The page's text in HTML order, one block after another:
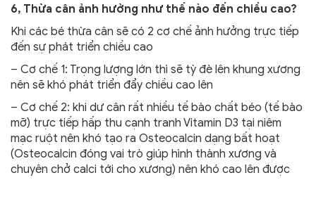
6, Thừa cân ảnh hưởng như thế nào đến chiều cao?
Khi các bé thừa cân sẽ có 2 cơ chế ảnh hưởng trực tiếp
đến sự phát triển chiều cao
– Cơ chế 1: Trọng lượng lớn thì sẽ tỳ đè lên khung xương
nên sẽ khó phát triển đẩy chiều cao lên
– Cơ chế 2: khi dư cân rất nhiều tế bào chất béo (tế bào
mỡ) trực tiếp hấp thu cạnh tranh Vitamin D3 tại niêm
mạc ruột nên khó tạo ra Osteocalcin dạng bất hoạt
(Osteocalcin đóng vai trò giúp hình thành xương và
chuyên chở calci tới cho xương) nên khó cao lên được